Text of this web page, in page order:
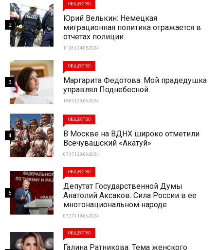
ОБЩЕСТВО
Юрий Велькин: Немецкая
миграционная политика отражается в
отчетах полиции
11:26 | 24-05-2024
2
ОБЩЕСТВО
Маргарита Федотова: Мой прадедушка
управлял Поднебесной
18:03 | 23-06-2024
3
ОБЩЕСТВО
В Москве на ВДНХ широко отметили
Всечувашский «Акатуй»
07:17 | 20-06-2024
4
ОБЩЕСТВО
Депутат Государственной Думы
Анатолий Аксаков: Сила России в ее
многонациональном народе
07:27 | 19-06-2024
5
ОБЩЕСТВО
Галина Ратникова: Тема женского